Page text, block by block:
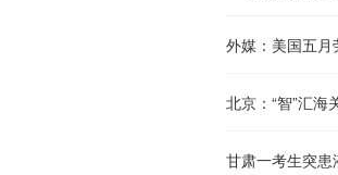
外媒：美国五
北京：“智”汇海